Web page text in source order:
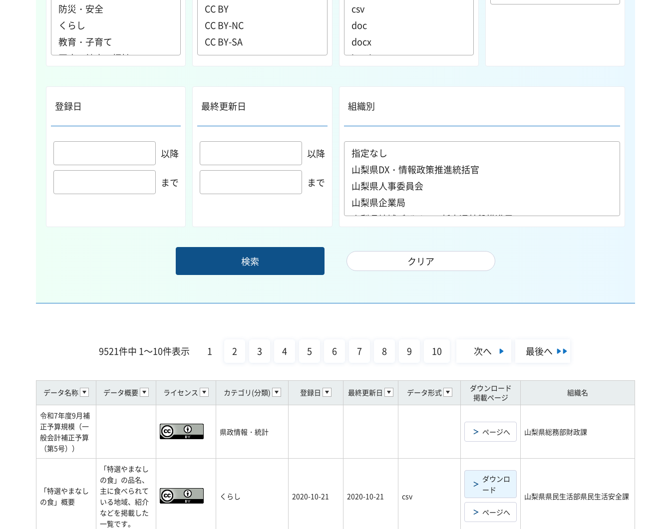
登録日
以降
まで
最終更新日
以降
まで
組織別
9521件中 1～10件表示 1 2 3 4 5 6 7 8 9 10 次へ 最後へ
データ名称 データ概要 ライセンス カテゴリ(分類) 登録日 最終更新日 データ形式
ダウンロード
掲載ページ
組織名
令和7年度9月補
正予算規模（一
般会計補正予算
（第5号））
県政情報・統計 ページへ 山梨県総務部財政課
「特選やまなし
の食」概要
「特選やまなし
の食」の品名、
主に食べられて
いる地域、紹介
などを掲載した
一覧です。
くらし 2020-10-21 2020-10-21 csv
ダウンロ
ード
ページへ
山梨県県民生活部県民生活安全課